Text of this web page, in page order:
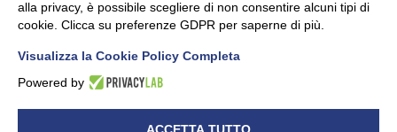
UNIDATA - Informativa privacy (per i clienti)
alla privacy, è possibile scegliere di non consentire alcuni tipi di
cookie. Clicca su preferenze GDPR per saperne di più.
Visualizza la Cookie Policy Completa
Powered by
ACCETTA TUTTO